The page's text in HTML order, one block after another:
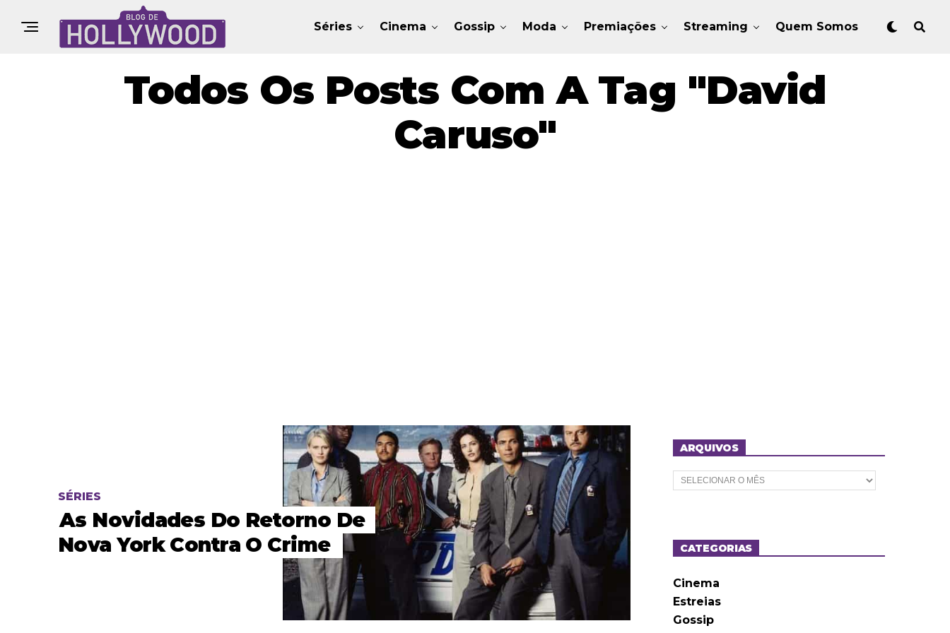
Séries Cinema Gossip Moda Premiações Streaming Quem Somos
Todos Os Posts Com A Tag "David
Caruso"
SÉRIES
As Novidades Do Retorno De
Nova York Contra O Crime
ARQUIVOS
A
r
o
sCATEGORIAS
Cinema
Estreias
Gossip